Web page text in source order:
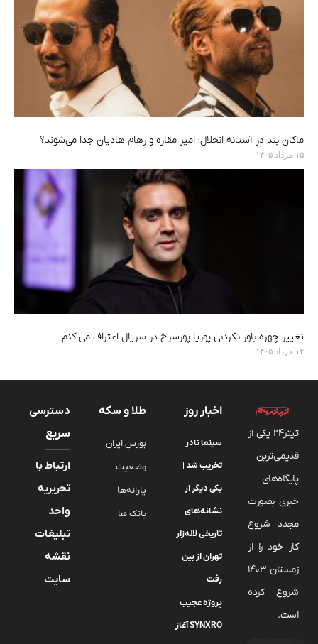
ماکان بند در آستانه انحلال؛ امیر مقاره و رهام هادیان جدا می‌شوند؟
۱۵ مرداد ۱۴۰۵
تغییر چهره باور نکردنی پوریا پورسرخ در سریال اعتراف می کنم
۱۴ مرداد ۱۴۰۵
تیتر24 یکی از
قدیمی‌ترین
پایگاه‌های
خبری بصورت
مجدد شروع
کار خود را از
زمستان 1403
شروع کرده
است.
اخبار روز
سینما نادر
تخریب شد |
یکی دیگر از
نشانه‌های
تاریخی لاله‌زار
تهران از بین
رفت
پروژه عجیب
SYNXRO آغاز
طلا و سکه
بورس ایران
وضعیت
یارانه‌ها
بانک ها
دسترسی
سریع
ارتباط با
تحریریه
واحد
تبلیغات
نقشه
سایت